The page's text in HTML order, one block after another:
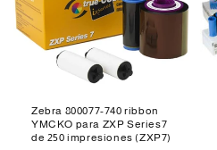
Zebra 800077-740 ribbon
YMCKO para ZXP Series7
de 250 impresiones (ZXP7)